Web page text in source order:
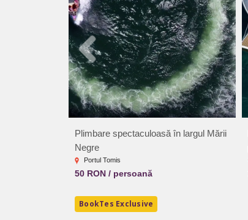
Plimbare spectaculoasă în largul Mării
Negre
Portul Tomis
50 RON / persoană
BookTes Exclusive